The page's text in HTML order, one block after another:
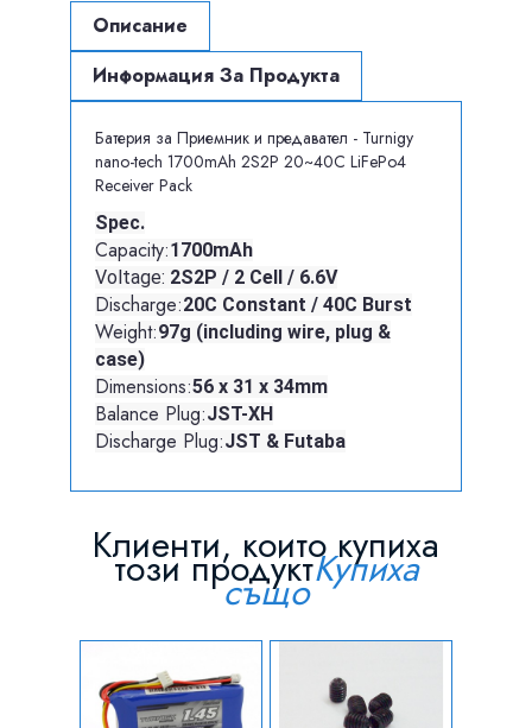
Описание
Информация За Продукта
Батерия за Приемник и предавател - Turnigy
nano-tech 1700mAh 2S2P 20~40C LiFePo4
Receiver Pack
Spec.
Capacity:1700mAh
Voltage: 2S2P / 2 Cell / 6.6V
Discharge:20C Constant / 40C Burst
Weight:97g (including wire, plug &
case)
Dimensions:56 x 31 x 34mm
Balance Plug:JST-XH
Discharge Plug:JST & Futaba
Клиенти, които купиха
този продуктКупиха
също